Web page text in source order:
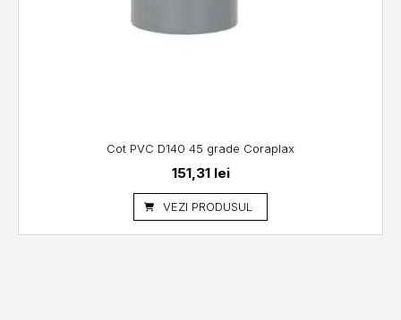
Cot PVC D140 45 grade Coraplax
151,31 lei
VEZI PRODUSUL